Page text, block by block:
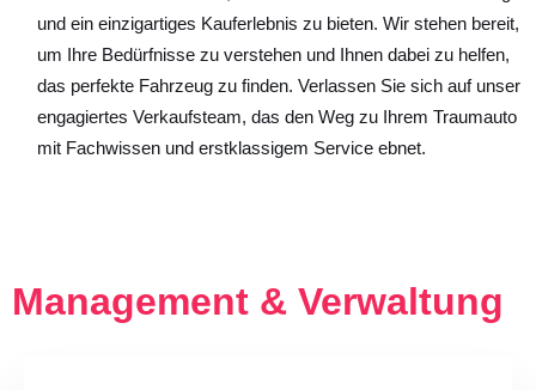
und ein einzigartiges Kauferlebnis zu bieten. Wir stehen bereit,
um Ihre Bedürfnisse zu verstehen und Ihnen dabei zu helfen,
das perfekte Fahrzeug zu finden. Verlassen Sie sich auf unser
engagiertes Verkaufsteam, das den Weg zu Ihrem Traumauto
mit Fachwissen und erstklassigem Service ebnet.
Management & Verwaltung